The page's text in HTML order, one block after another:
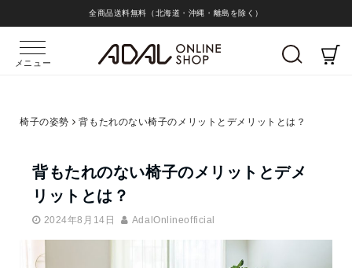
全商品送料無料（北海道・沖縄・離島を除く）
メニュー
椅子の姿勢 背もたれのない椅子のメリットとデメリットとは？
背もたれのない椅子のメリットとデメ
リットとは？
2024年8月14日 AdalOnlineofficial